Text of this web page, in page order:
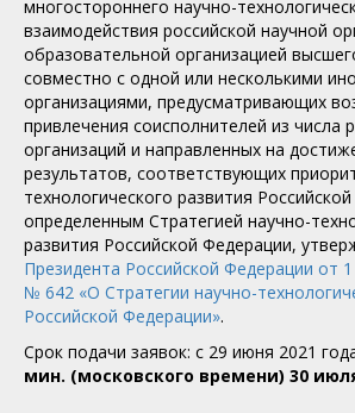
многостороннего научно-
взаимодействия российской научной
образовательной организацией
совместно с одной или несколькими
организациями, предусматривающих
привлечения соисполнителей из числа
организаций и направленных на
результатов, соответствующих
технологического развития
определенным Стратегией научно-
развития Российской Федерации,
Президента Российской Федерации от 1
№ 642 «О Стратегии научно-
Российской Федерации».
Срок подачи заявок: с 29 июня 2021
мин. (московского времени) 30